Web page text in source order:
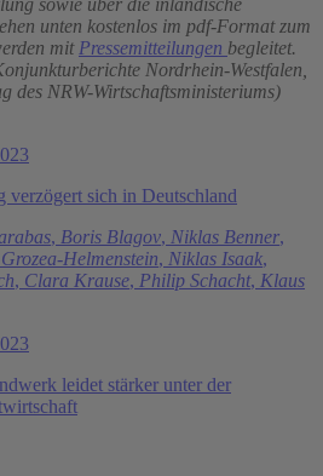
unten kostenlos im pdf-Format zum
mit Pressemitteilungen begleitet.
Nordrhein-Westfalen,
des NRW-Wirtschaftsministeriums)
verzögert sich in Deutschland
, Boris Blagov, Niklas Benner,
Helmenstein, Niklas Isaak,
, Clara Krause, Philip Schacht, Klaus
leidet stärker unter der